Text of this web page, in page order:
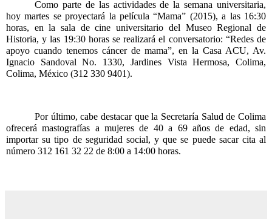
Como parte de las actividades de la semana universitaria,
hoy martes se proyectará la película “Mama” (2015), a las 16:30
horas, en la sala de cine universitario del Museo Regional de
Historia, y las 19:30 horas se realizará el conversatorio: “Redes de
apoyo cuando tenemos cáncer de mama”, en la Casa ACU, Av.
Ignacio Sandoval No. 1330, Jardines Vista Hermosa, Colima,
Colima, México (312 330 9401).
Por último, cabe destacar que la Secretaría Salud de Colima
ofrecerá mastografías a mujeres de 40 a 69 años de edad, sin
importar su tipo de seguridad social, y que se puede sacar cita al
número 312 161 32 22 de 8:00 a 14:00 horas.